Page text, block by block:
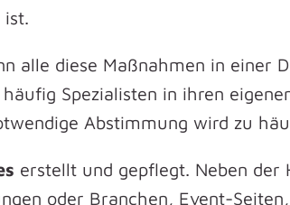
ist.
alle diese Maßnahmen in einer
Spezialisten in ihren
Abstimmung wird zu
erstellt und gepflegt. Neben der
oder Branchen, Event-